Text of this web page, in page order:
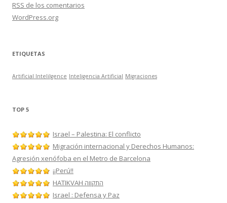
RSS de los comentarios
WordPress.org
ETIQUETAS
Artificial Intelilgence Inteligencia Artificial Migraciones
TOP 5
Israel – Palestina: El conflicto
Migración internacional y Derechos Humanos:
Agresión xenófoba en el Metro de Barcelona
¡¡Perú!!
HATIKVAH התקווה
Israel : Defensa y Paz